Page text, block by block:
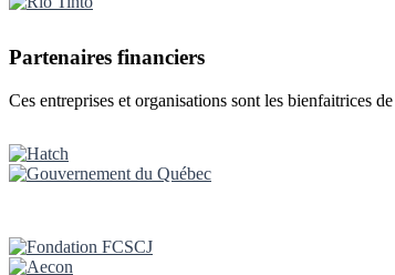
Partenaires financiers
Ces entreprises et organisations sont les bienfaitrices